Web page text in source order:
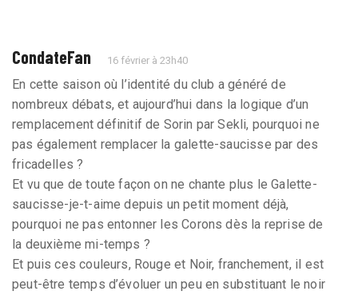
CondateFan 16 février à 23h40
En cette saison où l’identité du club a généré de
nombreux débats, et aujourd’hui dans la logique d’un
remplacement définitif de Sorin par Sekli, pourquoi ne
pas également remplacer la galette-saucisse par des
fricadelles ?
Et vu que de toute façon on ne chante plus le Galette-
saucisse-je-t-aime depuis un petit moment déjà,
pourquoi ne pas entonner les Corons dès la reprise de
la deuxième mi-temps ?
Et puis ces couleurs, Rouge et Noir, franchement, il est
peut-être temps d’évoluer un peu en substituant le noir